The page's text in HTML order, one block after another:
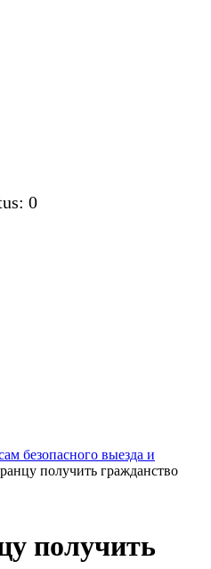
0
безопасного выезда и
получить гражданство
получить